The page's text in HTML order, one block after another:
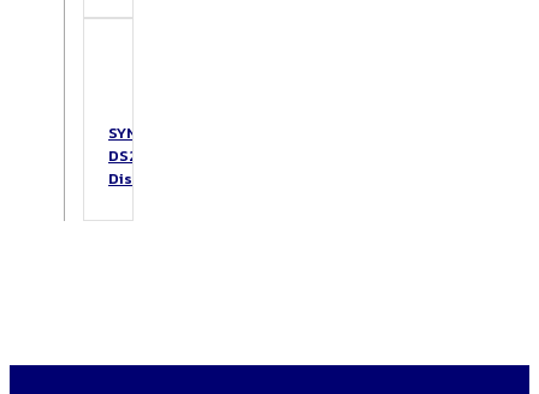
SYNOLOGY
DS223
DiskStation